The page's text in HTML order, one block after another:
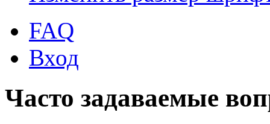
FAQ
Вход
Часто задаваемые